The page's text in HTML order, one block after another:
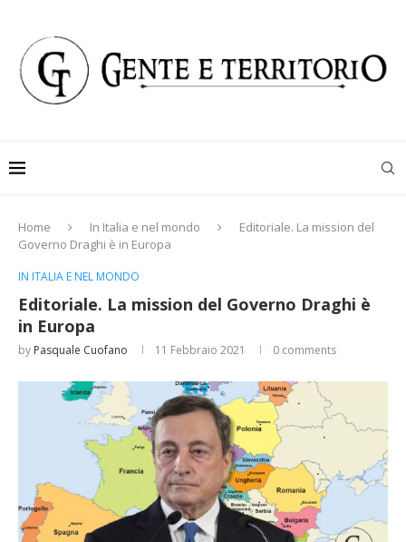
Home In Italia e nel mondo
Editoriale. La mission del
Governo Draghi è in Europa
IN ITALIA E NEL MONDO
Editoriale. La mission del Governo Draghi è
in Europa
by Pasquale Cuofano 11 Febbraio 2021 0 comments